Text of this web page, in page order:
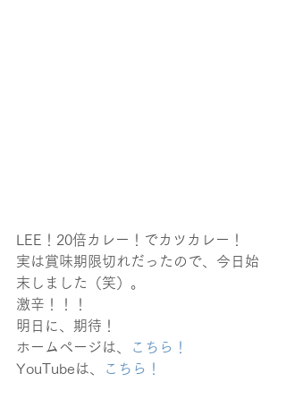
LEE！20倍カレー！でカツカレー！
実は賞味期限切れだったので、今日始
末しました（笑）。
激辛！！！
明日に、期待！
ホームページは、
こちら！
YouTubeは、
こちら！